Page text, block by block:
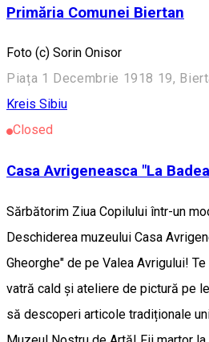
Primăria Comunei Biertan
Foto (c) Sorin Onisor
Piața 1 Decembrie 1918 19,
Kreis Sibiu
Closed
Casa Avrigeneasca "La
Sărbătorim Ziua Copilului într-un
Deschiderea muzeului Casa
Gheorghe" de pe Valea Avrigului!
vatră cald și ateliere de pictură pe
să descoperi articole tradiționale